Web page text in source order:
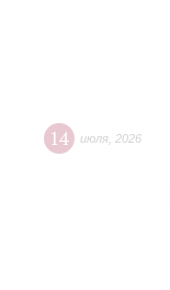
14 июля 2026